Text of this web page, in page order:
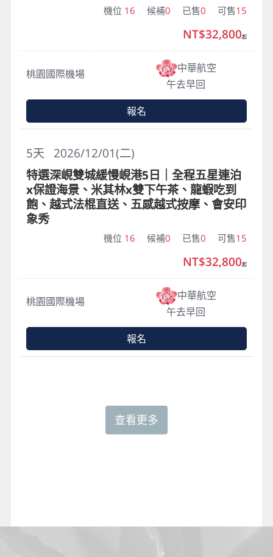
機位 16 候補0 已售0 可售15
桃園國際機場
中華航空
午去早回
NT$32,800起
報名
2026/12/01(二)
5天
特選深峴雙城緩慢峴港5日｜全程五星連泊
x保證海景、米其林x雙下午茶、龍蝦吃到
飽、越式法棍直送、五感越式按摩、會安印
象秀
機位 16 候補0 已售0 可售15
桃園國際機場
中華航空
午去早回
NT$32,800起
報名
查看更多